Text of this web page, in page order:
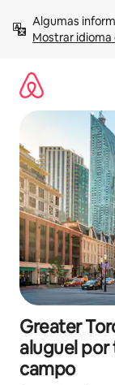
para
Mostrar idioma
Greater
aluguel por
campo